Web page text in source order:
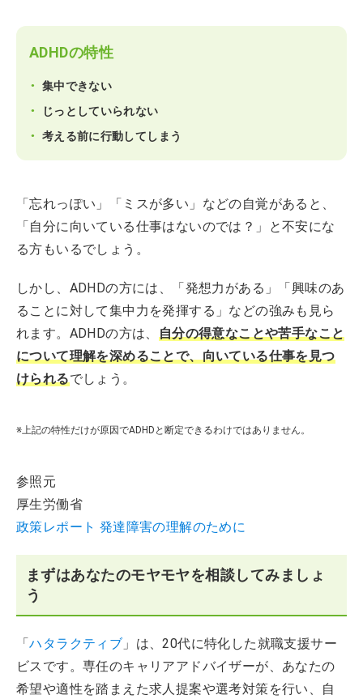
ADHDの特性
集中できない
じっとしていられない
考える前に行動してしまう
「忘れっぽい」「ミスが多い」などの自覚があると、
「自分に向いている仕事はないのでは？」と不安にな
る方もいるでしょう。
しかし、ADHDの方には、「発想力がある」「興味のあ
ることに対して集中力を発揮する」などの強みも見ら
れます。ADHDの方は、 自分の得意なことや苦手なこと
について理解を深めることで、向いている仕事を見つ
けられるでしょう。
※上記の特性だけが原因でADHDと断定できるわけではありません。
参照元
厚生労働省
政策レポート 発達障害の理解のために
まずはあなたのモヤモヤを相談してみましょ
う
「ハタラクティブ 」は、20代に特化した就職支援サー
ビスです。専任のキャリアアドバイザーが、あなたの
希望や適性を踏まえた求人提案や選考対策を行い、自